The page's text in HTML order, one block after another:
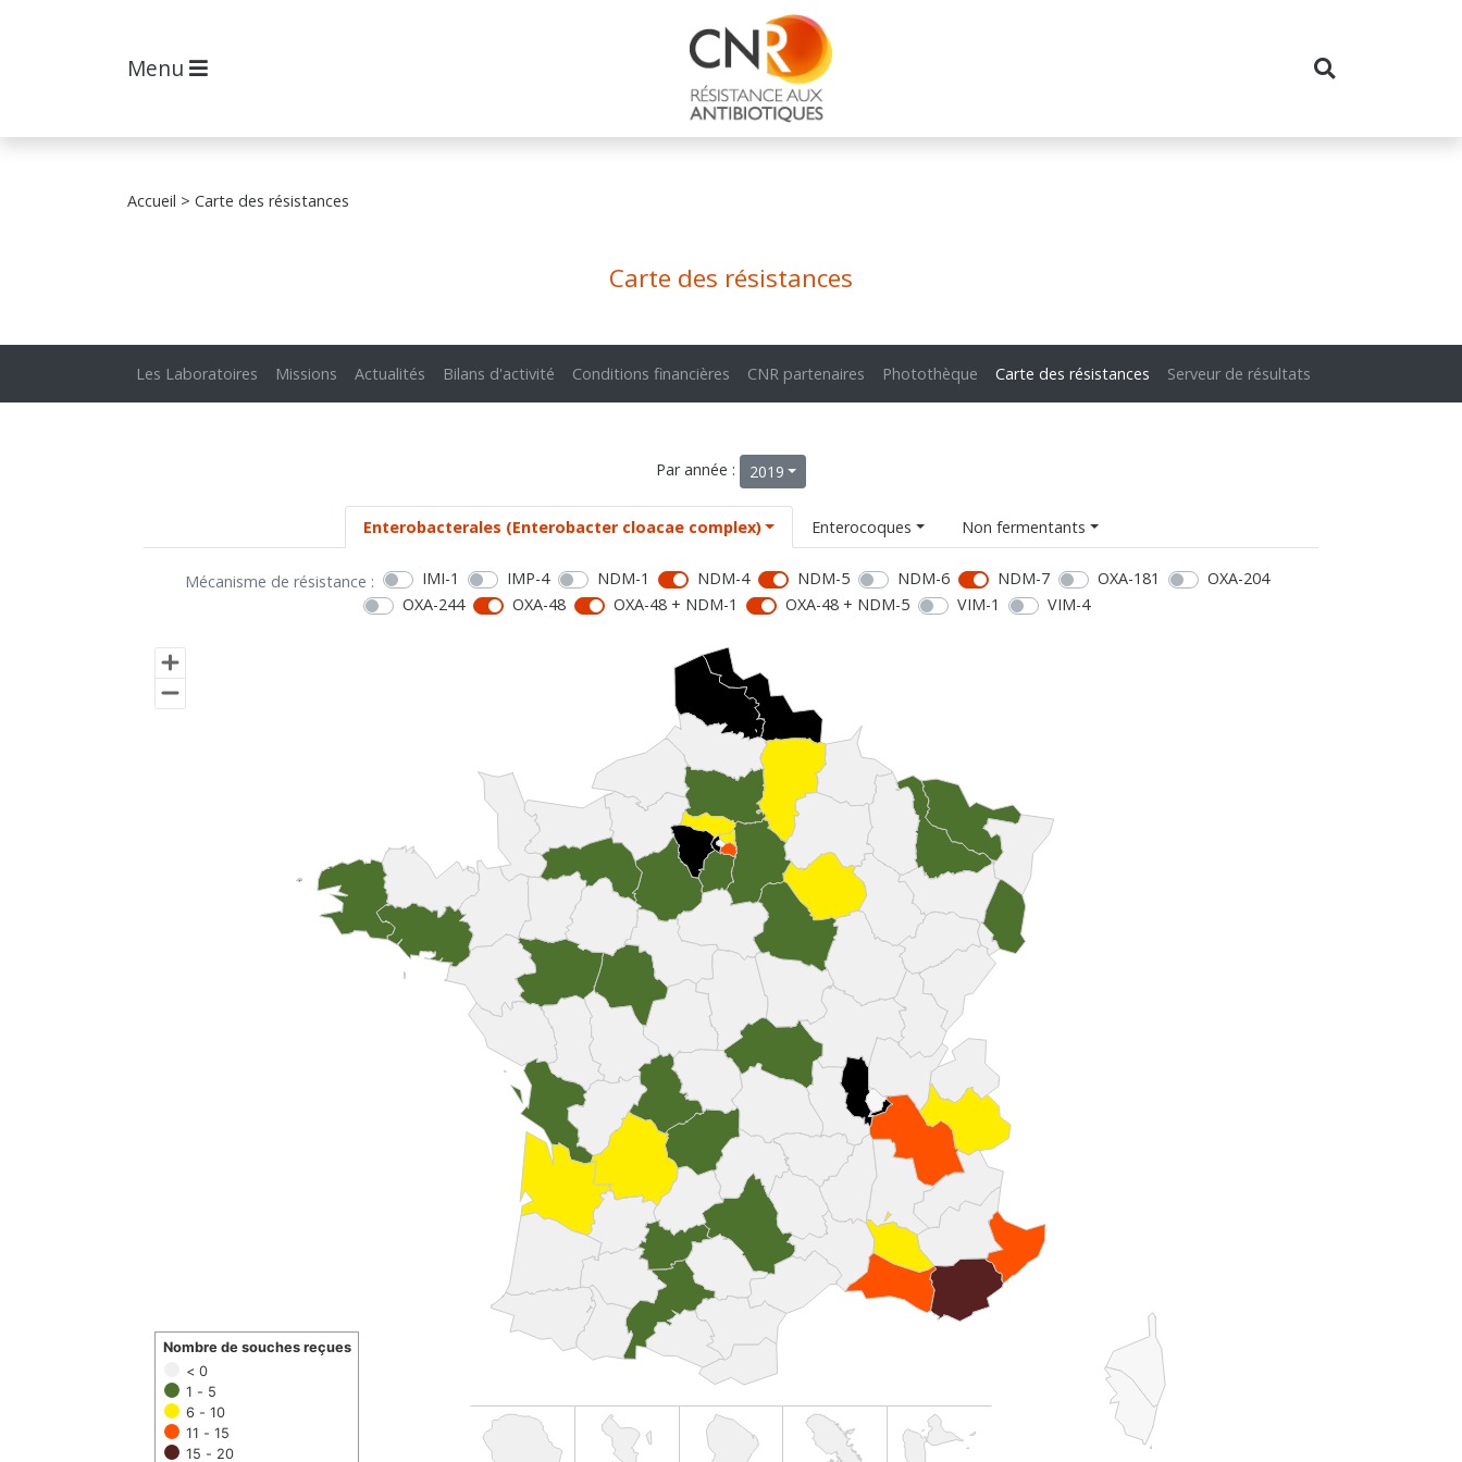
Menu
Accueil > Carte des résistances
Carte des résistances
Les Laboratoires Missions Actualités Bilans d'activité Conditions financières CNR partenaires Photothèque Carte des résistances Serveur de résultats
Par année : 2019
Enterobacterales (Enterobacter cloacae complex) Enterocoques Non fermentants
Mécanisme de résistance : IMI-1 IMP-4 NDM-1 NDM-4 NDM-5 NDM-6 NDM-7 OXA-181
OXA-204
OXA-244
OXA-48 OXA-48 + NDM-1 OXA-48 + NDM-5 VIM-1 VIM-4
< 0
1 - 5
6 - 10
11 - 15
15 - 20
Nombre de souches reçues